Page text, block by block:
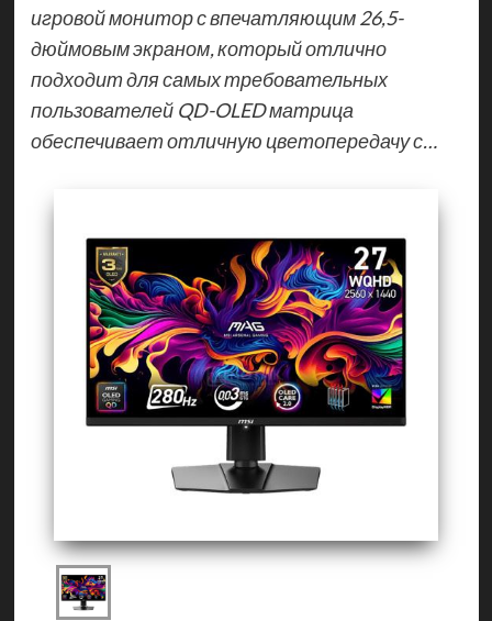
игровой монитор с впечатляющим 26,5-
дюймовым экраном, который отлично
подходит для самых требовательных
пользователей QD-OLED матрица
обеспечивает отличную цветопередачу с…